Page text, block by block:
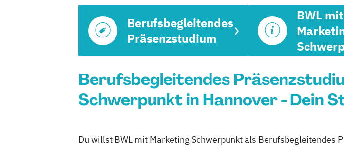
Berufsbegleitendes
Präsenzstudium
BWL mit
Berufsbegleitendes
Schwerpunkt in Hannover - Dein
Du willst BWL mit Marketing Schwerpunkt als Berufsbegleitendes